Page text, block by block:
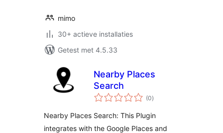
mimo
30+ actieve installaties
Getest met 4.5.33
Nearby Places
Search
(0totaal
waarderingen
)
Nearby Places Search: This Plugin
integrates with the Google Places and